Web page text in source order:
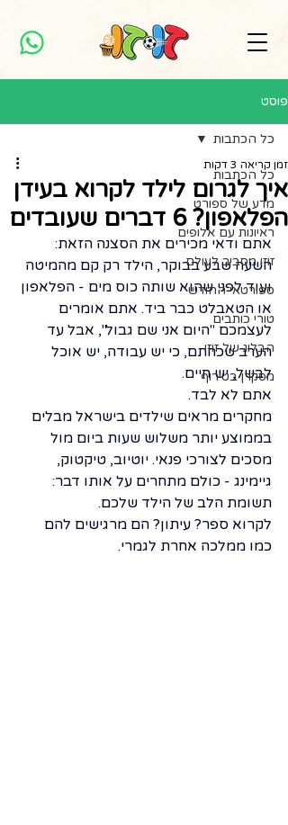
פוסט
כל הכתבות
מדע של ספורט
ראיונות עם אלופים
זוזו מסביב לעולם
ספורטאי החודש
טורי כותבים
הבלוג של זוזו
מסקרן בטירוף
כל הכתבות
איך לגרום לילד לקרוא בעידן
הפלאפון? 6 דברים שעובדים
זמן קריאה 3 דקות
אתם ודאי מכירים את הסצנה הזאת:
השעה שבע בבוקר, הילד רק קם מהמיטה
ועוד לפני שהוא שותה כוס מים - הפלאפון
או הטאבלט כבר ביד. אתם אומרים
לעצמכם "היום אני שם גבול", אבל עד
הערב שכחתם, כי יש עבודה, יש אוכל
לבשל, יש חיים.
אתם לא לבד.
מחקרים מראים שילדים בישראל מבלים
בממוצע יותר משלוש שעות ביום מול
מסכים לצורכי פנאי. יוטיוב, טיקטוק,
גיימינג - כולם מתחרים על אותו דבר:
תשומת הלב של הילד שלכם.
לקרוא ספר? עיתון? הם מרגישים להם
כמו ממלכה אחרת לגמרי.